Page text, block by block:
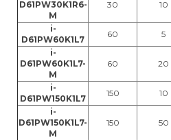
D61PW30K1R6-
M
30 10
i-
D61PW60K1L7
60 5
i-
D61PW60K1L7-
M
60 20
i-
D61PW150K1L7
150 10
i-
D61PW150K1L7-
M
150 50